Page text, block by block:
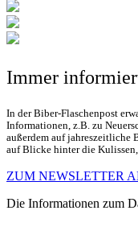
Immer
In der Biber-Flaschenpost
Informationen, z.B. zu
außerdem auf jahreszeitliche
auf Blicke hinter die
ZUM NEWSLETTER
Die Informationen zum